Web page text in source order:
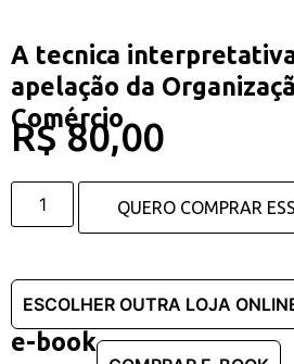
A tecnica
apelação da
Comércio
R$80,00
QUERO COMPRAR
e-book